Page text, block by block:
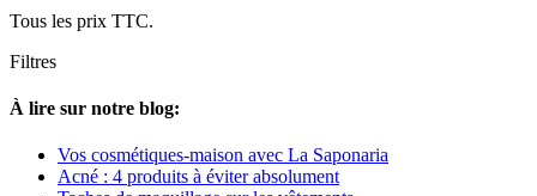
Tous les prix TTC.
Filtres
À lire sur notre blog:
Vos cosmétiques-maison avec La Saponaria
Acné : 4 produits à éviter absolument